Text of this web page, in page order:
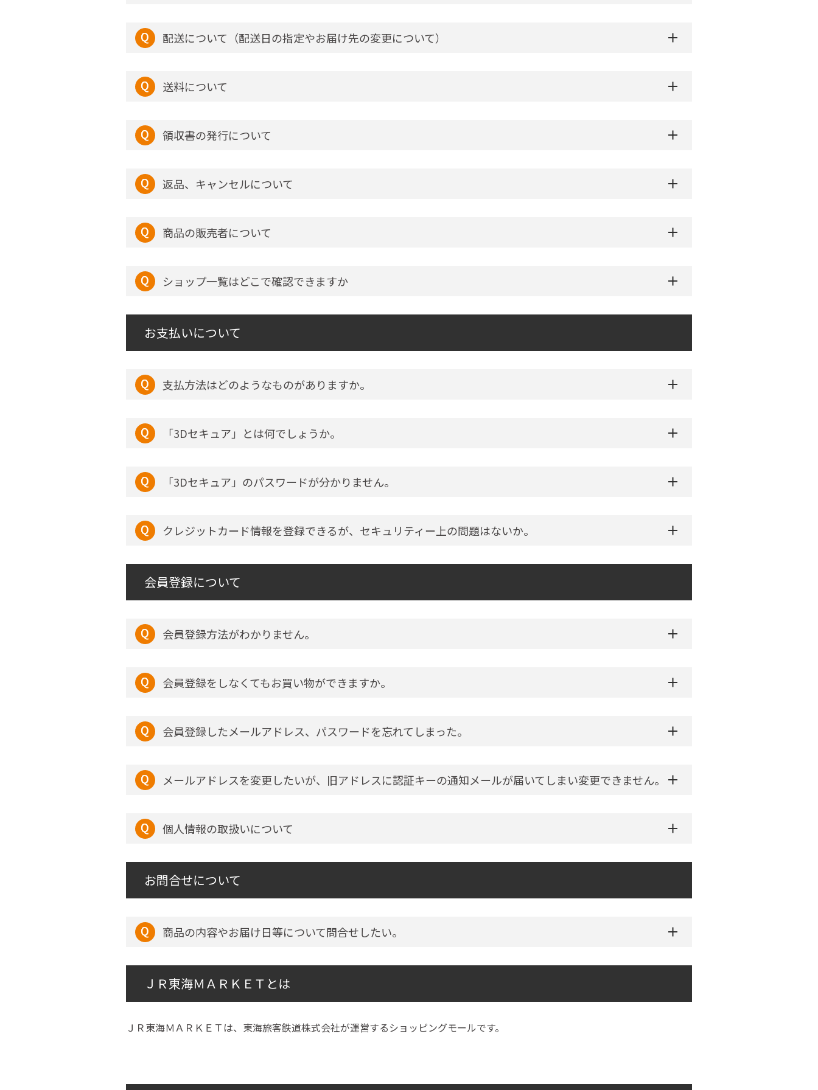
配送について（配送日の指定やお届け先の変更について）
送料について
領収書の発行について
返品、キャンセルについて
商品の販売者について
ショップ一覧はどこで確認できますか
お支払いについて
支払方法はどのようなものがありますか。
「3Dセキュア」とは何でしょうか。
「3Dセキュア」のパスワードが分かりません。
クレジットカード情報を登録できるが、セキュリティー上の問題はないか。
会員登録について
会員登録方法がわかりません。
会員登録をしなくてもお買い物ができますか。
会員登録したメールアドレス、パスワードを忘れてしまった。
メールアドレスを変更したいが、旧アドレスに認証キーの通知メールが届いてしまい変更できません。
個人情報の取扱いについて
お問合せについて
商品の内容やお届け日等について問合せしたい。
ＪＲ東海ＭＡＲＫＥＴとは
ＪＲ東海ＭＡＲＫＥＴは、東海旅客鉄道株式会社が運営するショッピングモールです。